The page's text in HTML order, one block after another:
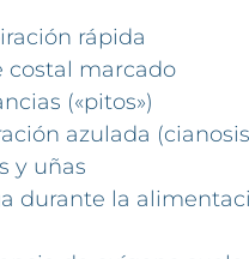
rápida
costal marcado
(«pitos»)
azulada
y uñas
durante la